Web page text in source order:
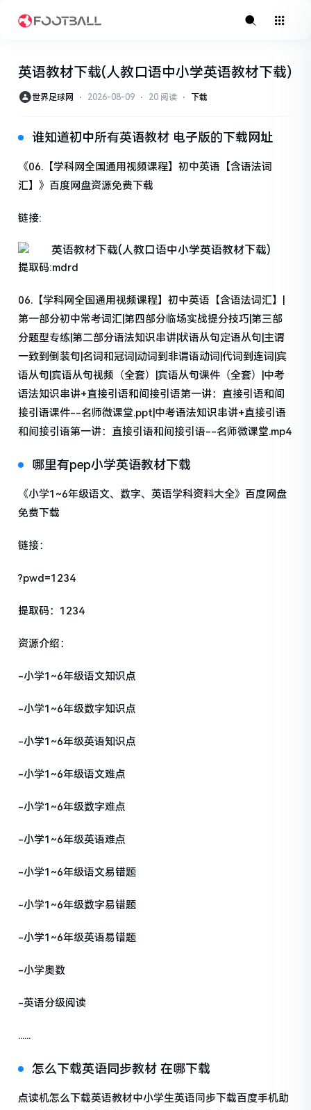
英语教材下载(人教口语中小学英语教材下载)
世界足球网 ⋅ 2026-08-09 ⋅ 20 阅读 ⋅ 下载
谁知道初中所有英语教材 电子版的下载网址
《06.【学科网全国通用视频课程】初中英语【含语法词
汇】》百度网盘资源免费下载
链接:
提取码:mdrd
06.【学科网全国通用视频课程】初中英语【含语法词汇】|
第一部分初中常考词汇|第四部分临场实战提分技巧|第三部
分题型专练|第二部分语法知识串讲|状语从句定语从句|主谓
一致到倒装句|名词和冠词|动词到非谓语动词|代词到连词|宾
语从句|宾语从句视频（全套）|宾语从句课件（全套）|中考
语法知识串讲+直接引语和间接引语第一讲：直接引语和间
接引语课件--名师微课堂.ppt|中考语法知识串讲+直接引语
和间接引语第一讲：直接引语和间接引语--名师微课堂.mp4
哪里有pep小学英语教材下载
《小学1~6年级语文、数字、英语学科资料大全》百度网盘
免费下载
链接：
?pwd=1234
提取码：1234
资源介绍：
-小学1~6年级语文知识点
-小学1~6年级数字知识点
-小学1~6年级英语知识点
-小学1~6年级语文难点
-小学1~6年级数字难点
-小学1~6年级英语难点
-小学1~6年级语文易错题
-小学1~6年级数字易错题
-小学1~6年级英语易错题
-小学奥数
-英语分级阅读
......
怎么下载英语同步教材 在哪下载
点读机怎么下载英语教材中小学生英语同步下载百度手机助